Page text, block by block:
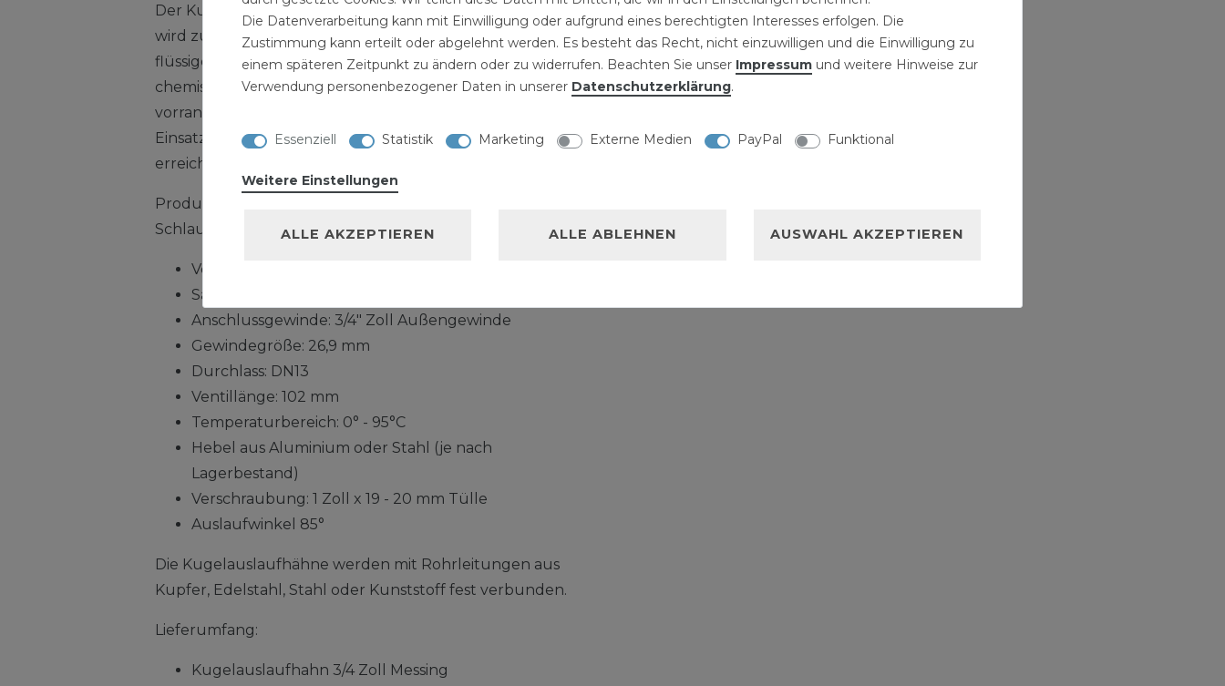
Der Kugelauslaufhahn aus Messing in der Größe 3/4 Zoll
wird zum Absperren oder Umleiten von gasförmigen oder
flüssigen Medien eingesetzt. Im Anlagenbau oder in der
chemischen Industrie werden für Prozessabläufe
vorrangig diese Kugelauslasshähne eingesetzt. Beim
Einsatz im Vakuumbereich wird absolute Dichtigkeit
erreicht.
Produktdaten Kugelauslaufhahn 3/4 Zoll mit
Schlauchtülle:
Ventil mit Hebel und Auslauf mit Sieb
Sandgestrahlt und vernickelt
Anschlussgewinde: 3/4" Zoll Außengewinde
Gewindegröße: 26,9 mm
Durchlass: DN13
Ventillänge: 102 mm
Temperaturbereich: 0° - 95°C
Hebel aus Aluminium oder Stahl (je nach
Lagerbestand)
Verschraubung: 1 Zoll x 19 - 20 mm Tülle
Auslaufwinkel 85°
Die Kugelauslaufhähne werden mit Rohrleitungen aus
Kupfer, Edelstahl, Stahl oder Kunststoff fest verbunden.
Lieferumfang:
Kugelauslaufhahn 3/4 Zoll Messing
Die Datenverarbeitung kann mit Einwilligung oder aufgrund eines berechtigten Interesses erfolgen. Die
Zustimmung kann erteilt oder abgelehnt werden. Es besteht das Recht, nicht einzuwilligen und die Einwilligung zu
einem späteren Zeitpunkt zu ändern oder zu widerrufen. Beachten Sie unser Impressum und weitere Hinweise zur
Verwendung personenbezogener Daten in unserer Daten­schutz­erklärung.
Essenziell Statistik Marketing Externe Medien PayPal Funktional
Weitere Einstellungen
ALLE AKZEPTIEREN ALLE ABLEHNEN AUSWAHL AKZEPTIEREN